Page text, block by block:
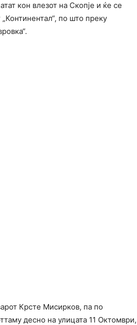
кон влезот на Скопје и ќе се
по што преку
Крсте Мисирков, па по
десно на улицата 11 Октомври,